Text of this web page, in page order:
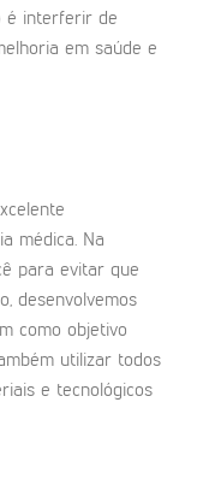
é interferir de
em saúde e
médica. Na
para evitar que
desenvolvemos
como objetivo
utilizar todos
e tecnológicos